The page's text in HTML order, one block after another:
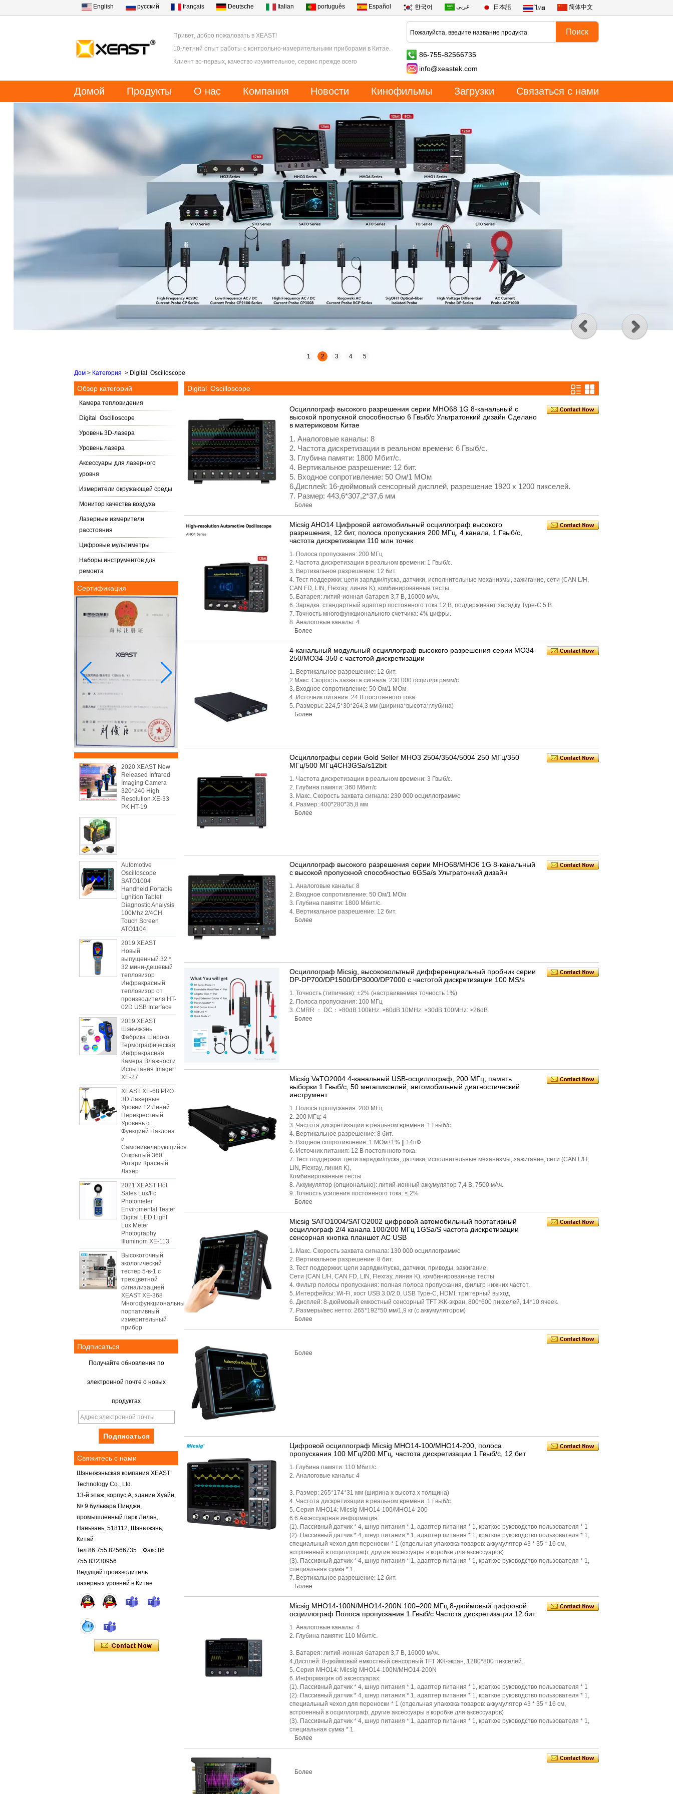
English русский français Deutsche Italian português Español 한국어 عربى 日本語 ไทย 简体中文
Привет, добро пожаловать в XEAST!
10-летний опыт работы с контрольно-измерительными приборами в Китае.
Клиент во-первых, качество изумительное, сервис прежде всего
86-755-82566735
info@xeastek.com
Домой Продукты О нас Компания Новости Кинофильмы Загрузки Связаться с нами
1 2 3 4 5
Дом > Категория > Digital Oscilloscope
Обзор категорий
Камера тепловидения
Digital Oscilloscope
Уровень 3D-лазера
Уровень лазера
Аксессуары для лазерного
уровня
Измерители окружающей среды
Монитор качества воздуха
Лазерные измерители
расстояния
Цифровые мультиметры
Наборы инструментов для
ремонта
Сертификация
2020 XEAST New
Released Infrared
Imaging Camera
320*240 High
Resolution XE-33
PK HT-19
Automotive
Oscilloscope
SATO1004
Handheld Portable
Lgnition Tablet
Diagnostic Analysis
100Mhz 2/4CH
Touch Screen
ATO1104
2019 XEAST
Новый
выпущенный 32 *
32 мини-дешевый
тепловизор
Инфракрасный
тепловизор от
производителя HT-
02D USB Interface
2019 XEAST
Шэньчжэнь
Фабрика Широко
Термографическая
Инфракрасная
Камера Влажности
Испытания Imager
XE-27
XEAST XE-68 PRO
3D Лазерные
Уровни 12 Линий
Перекрестный
Уровень с
Функцией Наклона
и
Самонивелирующийся
Открытый 360
Ротари Красный
Лазер
2021 XEAST Hot
Sales Lux/Fc
Photometer
Enviromental Tester
Digital LED Light
Lux Meter
Photography
Illuminom XE-113
Высокоточный
экологический
тестер 5-в-1 с
трехцветной
сигнализацией
XEAST XE-368
Многофункциональный
портативный
измерительный
прибор
Подписаться
Получайте обновления по
электронной почте о новых
продуктах
Свяжитесь с нами
Шэньчжэньская компания XEAST
Technology Co., Ltd.
13-й этаж, корпус А, здание Хуайи,
№ 9 бульвара Пинджи,
промышленный парк Лилан,
Наньвань, 518112, Шэньчжэнь,
Китай.
Тел:86 755 82566735 Факс:86
755 83230956
Ведущий производитель
лазерных уровней в Китае
Digital Oscilloscope
Осциллограф высокого разрешения серии MHO68 1G 8-канальный с
высокой пропускной способностью 6 Гвыб/с Ультратонкий дизайн Сделано
в материковом Китае
1. Аналоговые каналы: 8
2. Частота дискретизации в реальном времени: 6 Гвыб/с.
3. Глубина памяти: 1800 Мбит/с.
4. Вертикальное разрешение: 12 бит.
5. Входное сопротивление: 50 Ом/1 МОм
6.Дисплей: 16-дюймовый сенсорный дисплей, разрешение 1920 x 1200 пикселей.
7. Размер: 443,6*307,2*37,6 мм
Более
Micsig AHO14 Цифровой автомобильный осциллограф высокого
разрешения, 12 бит, полоса пропускания 200 МГц, 4 канала, 1 Гвыб/с,
частота дискретизации 110 млн точек
1. Полоса пропускания: 200 МГц
2. Частота дискретизации в реальном времени: 1 Гвыб/с.
3. Вертикальное разрешение: 12 бит.
4. Тест поддержки: цепи зарядки/пуска, датчики, исполнительные механизмы, зажигание, сети (CAN L/H,
CAN FD, LIN, Flexray, линия K), комбинированные тесты.
5. Батарея: литий-ионная батарея 3,7 В, 16000 мАч.
6. Зарядка: стандартный адаптер постоянного тока 12 В, поддерживает зарядку Type-C 5 В.
7. Точность многофункционального счетчика: 4⅚ цифры.
8. Аналоговые каналы: 4
Более
4-канальный модульный осциллограф высокого разрешения серии MO34-
250/MO34-350 с частотой дискретизации
1. Вертикальное разрешение: 12 бит.
2.Макс. Скорость захвата сигнала: 230 000 осциллограмм/с
3. Входное сопротивление: 50 Ом/1 МОм
4. Источник питания: 24 В постоянного тока.
5. Размеры: 224,5*30*264,3 мм (ширина*высота*глубина)
Более
Осциллографы серии Gold Seller MHO3 2504/3504/5004 250 МГц/350
МГц/500 МГц4CH3GSa/s12bit
1. Частота дискретизации в реальном времени: 3 Гвыб/с.
2. Глубина памяти: 360 Мбит/с
3. Макс. Скорость захвата сигнала: 230 000 осциллограмм/с
4. Размер: 400*280*35,8 мм
Более
Осциллограф высокого разрешения серии MHO68/MHO6 1G 8-канальный
с высокой пропускной способностью 6GSa/s Ультратонкий дизайн
1. Аналоговые каналы: 8
2. Входное сопротивление: 50 Ом/1 МОм
3. Глубина памяти: 1800 Мбит/с.
4. Вертикальное разрешение: 12 бит.
Более
Осциллограф Micsig, высоковольтный дифференциальный пробник серии
DP-DP700/DP1500/DP3000/DP7000 с частотой дискретизации 100 MS/s
1. Точность (типичная): ±2% (настраиваемая точность 1%)
2. Полоса пропускания: 100 МГц
3. CMRR ： DC：>80dB 100kHz: >60dB 10MHz: >30dB 100MHz: >26dB
Более
Micsig VaTO2004 4-канальный USB-осциллограф, 200 МГц, память
выборки 1 Гвыб/с, 50 ​​мегапикселей, автомобильный диагностический
инструмент
1. Полоса пропускания: 200 МГц
2. 200 МГц: 4
3. Частота дискретизации в реальном времени: 1 Гвыб/с.
4. Вертикальное разрешение: 8 бит.
5. Входное сопротивление: 1 МОм±1% || 14пФ
6. Источник питания: 12 В постоянного тока.
7. Тест поддержки: цепи зарядки/пуска, датчики, исполнительные механизмы, зажигание, сети (CAN L/H,
LIN, Flexray, линия K),
Комбинированные тесты
8. Аккумулятор (опционально): литий-ионный аккумулятор 7,4 В, 7500 мАч.
9. Точность усиления постоянного тока: ≤ 2%
Более
Micsig SATO1004/SATO2002 цифровой автомобильный портативный
осциллограф 2/4 канала 100/200 МГц 1GSa/S частота дискретизации
сенсорная кнопка планшет AC USB
1. Макс. Скорость захвата сигнала: 130 000 осциллограмм/с
2. Вертикальное разрешение: 8 бит.
3. Тест поддержки: цепи зарядки/пуска, датчики, приводы, зажигание,
Сети (CAN L/H, CAN FD, LIN, Flexray, линия K), комбинированные тесты
4. Фильтр полосы пропускания: полная полоса пропускания, фильтр нижних частот.
5. Интерфейсы: Wi-Fi, хост USB 3.0/2.0, USB Type-C, HDMI, триггерный выход
6. Дисплей: 8-дюймовый емкостный сенсорный TFT ЖК-экран, 800*600 пикселей, 14*10 ячеек.
7. Размеры/вес нетто: 265*192*50 мм/1,9 кг (с аккумулятором)
Более
Более
Цифровой осциллограф Micsig MHO14-100/MHO14-200, полоса
пропускания 100 МГц/200 МГц, частота дискретизации 1 Гвыб/с, 12 бит
1. Глубина памяти: 110 Мбит/с.
2. Аналоговые каналы: 4
3. Размер: 265*174*31 мм (ширина х высота х толщина)
4. Частота дискретизации в реальном времени: 1 Гвыб/с.
5. Серия MHO14: Micsig MHO14-100/MHO14-200
6.6.Аксессуарная информация:
(1). Пассивный датчик * 4, шнур питания * 1, адаптер питания * 1, краткое руководство пользователя * 1
(2). Пассивный датчик * 4, шнур питания * 1, адаптер питания * 1, краткое руководство пользователя * 1,
специальный чехол для переноски * 1 (отдельная упаковка товаров: аккумулятор 43 * 35 * 16 см,
встроенный в осциллограф, другие аксессуары в коробке для аксессуаров)
(3). Пассивный датчик * 4, шнур питания * 1, адаптер питания * 1, краткое руководство пользователя * 1,
специальная сумка * 1
7. Вертикальное разрешение: 12 бит.
Более
Micsig MHO14-100N/MHO14-200N 100–200 МГц 8-дюймовый цифровой
осциллограф Полоса пропускания 1 Гвыб/с Частота дискретизации 12 бит
1. Аналоговые каналы: 4
2. Глубина памяти: 110 Мбит/с.
3. Батарея: литий-ионная батарея 3,7 В, 16000 мАч.
4.Дисплей: 8-дюймовый емкостный сенсорный TFT ЖК-экран, 1280*800 пикселей.
5. Серия MHO14: Micsig MHO14-100N/MHO14-200N
6. Информация об аксессуарах:
(1). Пассивный датчик * 4, шнур питания * 1, адаптер питания * 1, краткое руководство пользователя * 1
(2). Пассивный датчик * 4, шнур питания * 1, адаптер питания * 1, краткое руководство пользователя * 1,
специальный чехол для переноски * 1 (отдельная упаковка товаров: аккумулятор 43 * 35 * 16 см,
встроенный в осциллограф, другие аксессуары в коробке для аксессуаров)
(3). Пассивный датчик * 4, шнур питания * 1, адаптер питания * 1, краткое руководство пользователя * 1,
специальная сумка * 1
Более
Более